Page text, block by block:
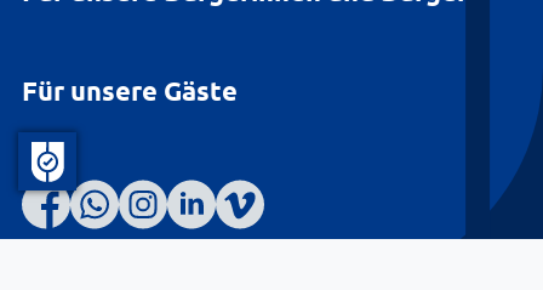
Für unsere Gäste